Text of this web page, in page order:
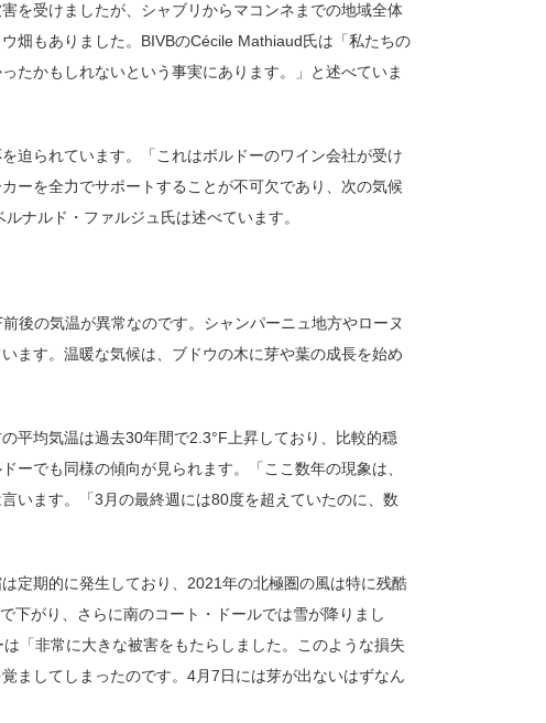
を受けましたが、シャブリからマコンネまでの地域全体
畑もありました。BIVBのCécile Mathiaud氏は「私たちの
たかもしれないという事実にあります。」と述べていま
迫られています。「これはボルドーのワイン会社が受け
ーを全力でサポートすることが不可欠であり、次の気候
ナルド・ファルジュ氏は述べています。
後の気温が異常なのです。シャンパーニュ地方やローヌ
ます。温暖な気候は、ブドウの木に芽や葉の成長を始め
平均気温は過去30年間で2.3°F上昇しており、比較的穏
ーでも同様の傾向が見られます。「ここ数年の現象は、
います。「3月の最終週には80度を超えていたのに、数
定期的に発生しており、2021年の北極圏の風は特に残酷
下がり、さらに南のコート・ドールでは雪が降りまし
「非常に大きな被害をもたらしました。このような損失
ましてしまったのです。4月7日には芽が出ないはずなん